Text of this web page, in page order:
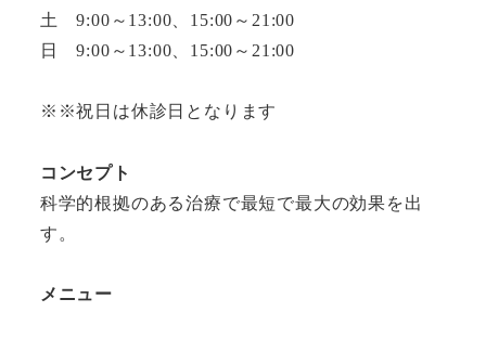
土 9:00～13:00、15:00～21:00
日 9:00～13:00、15:00～21:00
※※祝日は休診日となります
コンセプト
科学的根拠のある治療で最短で最大の効果を出
す。
メニュー